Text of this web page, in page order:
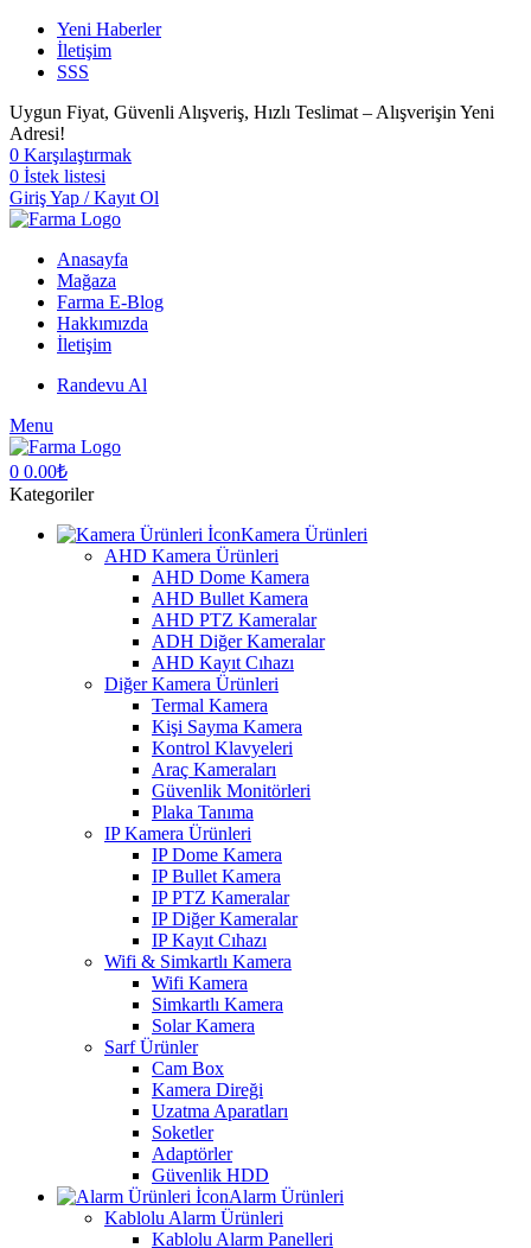
Yeni Haberler
İletişim
SSS
Uygun Fiyat, Güvenli Alışveriş, Hızlı Teslimat – Alışverişin Yeni
Adresi!
0 Karşılaştırmak
0 İstek listesi
Giriş Yap / Kayıt Ol
Anasayfa
Mağaza
Farma E-Blog
Hakkımızda
İletişim
Randevu Al
Menu
0 0.00₺
Kategoriler
Kamera Ürünleri
AHD Kamera Ürünleri
AHD Dome Kamera
AHD Bullet Kamera
AHD PTZ Kameralar
ADH Diğer Kameralar
AHD Kayıt Cıhazı
Diğer Kamera Ürünleri
Termal Kamera
Kişi Sayma Kamera
Kontrol Klavyeleri
Araç Kameraları
Güvenlik Monitörleri
Plaka Tanıma
IP Kamera Ürünleri
IP Dome Kamera
IP Bullet Kamera
IP PTZ Kameralar
IP Diğer Kameralar
IP Kayıt Cıhazı
Wifi & Simkartlı Kamera
Wifi Kamera
Simkartlı Kamera
Solar Kamera
Sarf Ürünler
Cam Box
Kamera Direği
Uzatma Aparatları
Soketler
Adaptörler
Güvenlik HDD
Alarm Ürünleri
Kablolu Alarm Ürünleri
Kablolu Alarm Panelleri